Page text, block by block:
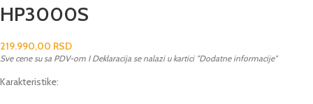
HP3000S
219.990,00 RSD
Sve cene su sa PDV-om I Deklaracija se nalazi u kartici "Dodatne informacije"
Karakteristike: